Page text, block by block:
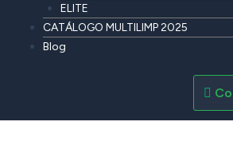
ELITE
CATÁLOGO MULTILIMP 2025
Blog